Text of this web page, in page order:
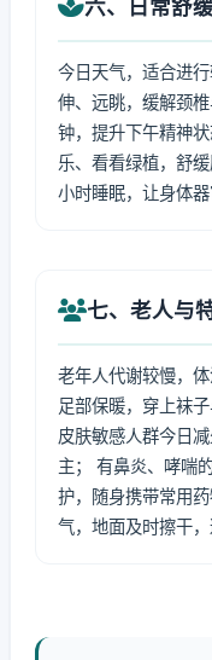
六、日常舒
今日天气，适合进
伸、远眺，缓解颈
钟，提升下午精神
乐、看看绿植，舒
小时睡眠，让身体
七、老人与
老年人代谢较慢，
足部保暖，穿上袜
皮肤敏感人群今日
主； 有鼻炎、哮喘
护，随身携带常用
气，地面及时擦干，